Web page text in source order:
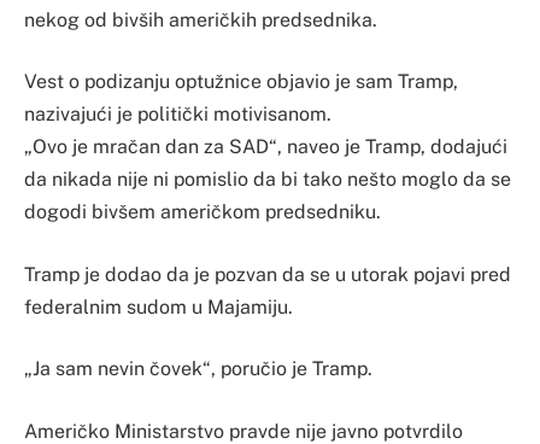
nekog od bivših američkih predsednika.
Vest o podizanju optužnice objavio je sam Tramp,
nazivajući je politički motivisanom.
„Ovo je mračan dan za SAD“, naveo je Tramp, dodajući
da nikada nije ni pomislio da bi tako nešto moglo da se
dogodi bivšem američkom predsedniku.
Tramp je dodao da je pozvan da se u utorak pojavi pred
federalnim sudom u Majamiju.
„Ja sam nevin čovek“, poručio je Tramp.
Američko Ministarstvo pravde nije javno potvrdilo